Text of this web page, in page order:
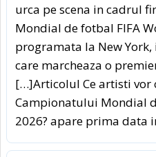
urca pe scena in cadrul
Mondial de fotbal FIFA
programata la New
care marcheaza o
[…]Articolul Ce artisti vor
Campionatului Mondial
2026? apare prima data